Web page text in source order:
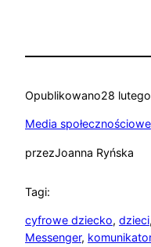
Opublikowano28
Media społecznościowe
przezJoanna Ryńska
Tagi:
cyfrowe dziecko, dzieci,
Messenger,